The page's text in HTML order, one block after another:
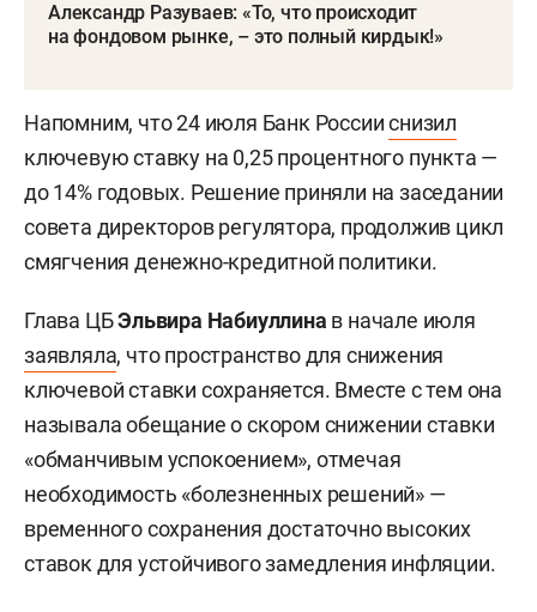
Александр Разуваев: «То, что происходит
на фондовом рынке, – это полный кирдык!»
Напомним, что 24 июля Банк Россииснизил
ключевую ставку на 0,25 процентного пункта —
до 14% годовых. Решение приняли на заседании
совета директоров регулятора, продолжив цикл
смягчения денежно-кредитной политики.
Глава ЦБЭльвира Набиуллина в начале июля
заявляла, что пространство для снижения
ключевой ставки сохраняется. Вместе с тем она
называла обещание о скором снижении ставки
«обманчивым успокоением», отмечая
необходимость «болезненных решений» —
временного сохранения достаточно высоких
ставок для устойчивого замедления инфляции.